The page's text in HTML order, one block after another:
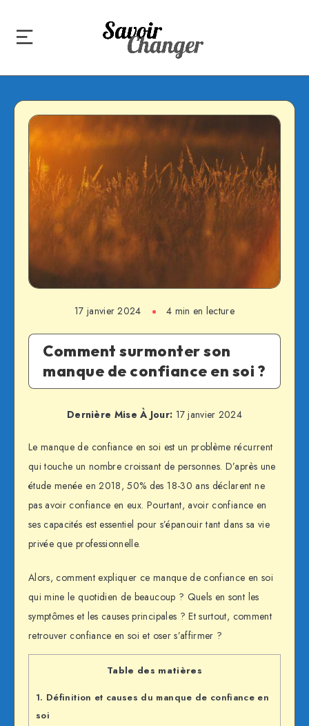
17 janvier 2024 4 min en lecture
Comment surmonter son
manque de confiance en soi ?
Dernière Mise À Jour: 17 janvier 2024
Le manque de confiance en soi est un problème récurrent
qui touche un nombre croissant de personnes. D’après une
étude menée en 2018, 50% des 18-30 ans déclarent ne
pas avoir confiance en eux. Pourtant, avoir confiance en
ses capacités est essentiel pour s’épanouir tant dans sa vie
privée que professionnelle.
Alors, comment expliquer ce manque de confiance en soi
qui mine le quotidien de beaucoup ? Quels en sont les
symptômes et les causes principales ? Et surtout, comment
retrouver confiance en soi et oser s’affirmer ?
Table des matières
1. Définition et causes du manque de confiance en
soi